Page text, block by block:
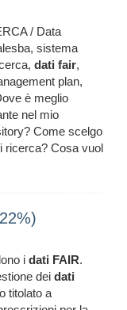
/ Data
sistema
dati fair,
plan,
è meglio
nel mio
Come scelgo
ricerca? Cosa vuol
i dati FAIR.
dei dati
titolato a